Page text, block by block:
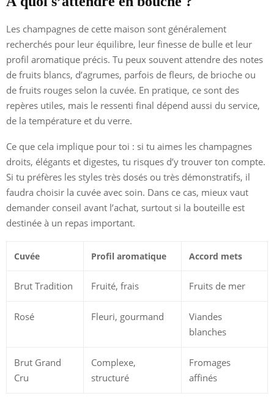
Les champagnes de cette maison sont généralement
recherchés pour leur équilibre, leur finesse de bulle et leur
profil aromatique précis. Tu peux souvent attendre des notes
de fruits blancs, d’agrumes, parfois de fleurs, de brioche ou
de fruits rouges selon la cuvée. En pratique, ce sont des
repères utiles, mais le ressenti final dépend aussi du service,
de la température et du verre.
Ce que cela implique pour toi : si tu aimes les champagnes
droits, élégants et digestes, tu risques d’y trouver ton compte.
Si tu préfères les styles très dosés ou très démonstratifs, il
faudra choisir la cuvée avec soin. Dans ce cas, mieux vaut
demander conseil avant l’achat, surtout si la bouteille est
destinée à un repas important.
Cuvée Profil aromatique Accord mets
Brut Tradition Fruité, frais Fruits de mer
Rosé Fleuri, gourmand
Viandes
blanches
Brut Grand
Cru
Complexe,
structuré
Fromages
affinés